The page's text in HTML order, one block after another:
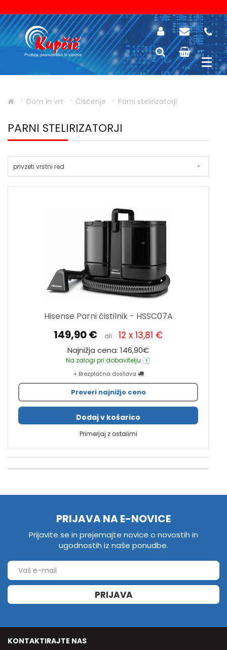
Dom in vrt Čiščenje Parni stelirizatorji
PARNI STELIRIZATORJI
privzeti vrstni red
Hisense Parni čistilnik - HSSC07A
149,90 € ali 12 x 13,81 €
Najnižja cena: 146,90€
Na zalogi pri dobavitelju
+ Brezplačna dostava
Preveri najnižjo ceno
Dodaj v košarico
Primerjaj z ostalimi
PRIJAVA NA E-NOVICE
Prijavite se in prejemajte novice o novostih in
ugodnostih iz naše ponudbe.
PRIJAVA
KONTAKTIRAJTE NAS